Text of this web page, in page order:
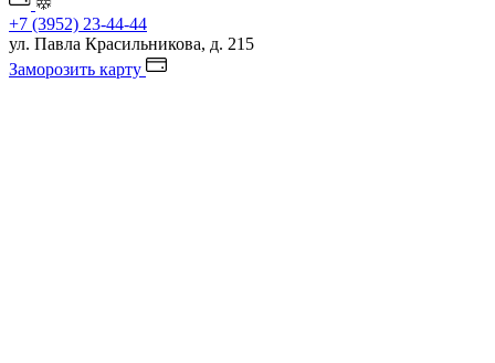
+7 (3952) 23-44-44
ул. Павла Красильникова, д. 215
Заморозить карту